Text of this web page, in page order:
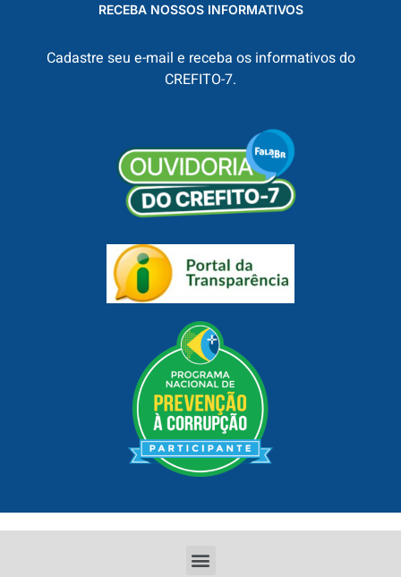
RECEBA NOSSOS INFORMATIVOS
Cadastre seu e-mail e receba os informativos do
CREFITO-7.